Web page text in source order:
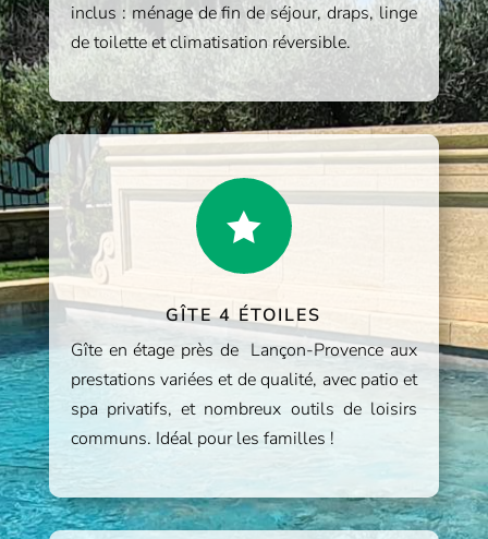
inclus : ménage de fin de séjour, draps, linge
de toilette et climatisation réversible.

GÎTE 4 ÉTOILES
Gîte en étage près de Lançon-Provence aux
prestations variées et de qualité, avec patio et
spa privatifs, et nombreux outils de loisirs
communs. Idéal pour les familles !